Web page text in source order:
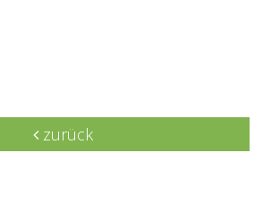
zurück